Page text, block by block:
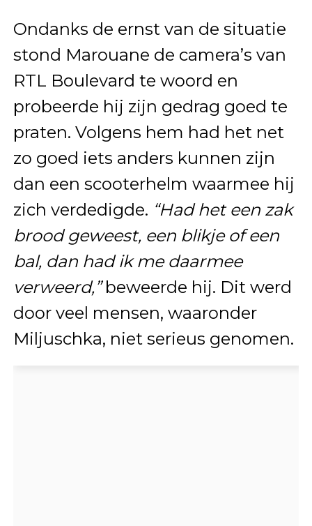
Ondanks de ernst van de situatie
stond Marouane de camera’s van
RTL Boulevard te woord en
probeerde hij zijn gedrag goed te
praten. Volgens hem had het net
zo goed iets anders kunnen zijn
dan een scooterhelm waarmee hij
zich verdedigde. “Had het een zak
brood geweest, een blikje of een
bal, dan had ik me daarmee
verweerd,”beweerde hij. Dit werd
door veel mensen, waaronder
Miljuschka, niet serieus genomen.